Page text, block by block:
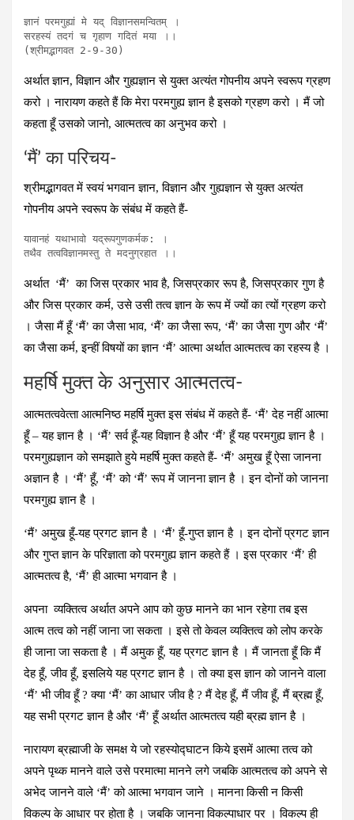
ज्ञानं परमगुह्यां मे यद् विज्ञानसमन्वितम् ।
सरहस्‍यं तदगं च गृहाण गदितं मया ।।
(श्रीमद्भागवत 2-9-30)
अर्थात ज्ञान, विज्ञान और गुह्यज्ञान से युक्‍त अत्‍यंत गोपनीय अपने स्‍वरूप ग्रहण
करो । नारायण कहते हैं कि मेरा परमगुह्य ज्ञान है इसको ग्रहण करो । मैं जो
कहता हूँ उसको जानो, आत्‍मतत्‍व का अनुभव करो ।
‘मैं’ का परिचय-
श्रीमद्भागवत में स्‍वयं भगवान ज्ञान, विज्ञान और गुह्यज्ञान से युक्‍त अत्‍यंत
गोपनीय अपने स्‍वरूप के संबंध में कहते हैं-
यावानहं यथाभावो यद्रूपगुणकर्मक: ।
तथैव तत्‍वविज्ञानमस्‍तु ते मदनुग्रहात ।।
अर्थात ‘मैं’ का जिस प्रकार भाव है, जिसप्रकार रूप है, जिसप्रकार गुण है
और जिस प्रकार कर्म, उसे उसी तत्‍व ज्ञान के रूप में ज्‍यों का त्‍यों ग्रहण करो
। जैसा मैं हूँ ‘मैं’ का जैसा भाव, ‘मैं’ का जैसा रूप, ‘मैं’ का जैसा गुण और ‘मैं’
का जैसा कर्म, इन्‍हीं विषयों का ज्ञान ‘मैं’ आत्‍मा अर्थात आत्‍मतत्‍व का रहस्‍य है ।
महर्षि मुक्‍त के अनुसार आत्‍मतत्‍व-
आत्‍मतत्‍ववेत्‍ता आत्‍मनिष्‍ठ महर्षि मुक्‍त इस संबंध में कहते हैं- ‘मैं’ देह नहीं आत्‍मा
हूँ – यह ज्ञान है । ‘मैं’ सर्व हूँ-यह विज्ञान है और ‘मैं’ हूँ यह परमगुह्य ज्ञान है ।
परमगुह्यज्ञान को समझाते हुये महर्षि मुक्‍त कहते हैं- ‘मैं’ अमुख हूँ ऐसा जानना
अज्ञान है । ‘मैं’ हूँ, ‘मैं’ को ‘मैं’ रूप में जानना ज्ञान है । इन दोनों को जानना
परमगुह्य ज्ञान है ।
‘मैं’ अमुख हूँ-यह प्रगट ज्ञान है । ‘मैं’ हूँ-गुप्‍त ज्ञान है । इन दोनों प्रगट ज्ञान
और गुप्‍त ज्ञान के परिज्ञाता को परमगुह्य ज्ञान कहते हैं । इस प्रकार ‘मैं’ ही
आत्‍मतत्‍व है, ‘मैं’ ही आत्‍मा भगवान है ।
अपना व्‍यक्तित्‍व अर्थात अपने आप को कुछ मानने का भान रहेगा तब इस
आत्‍म तत्‍व को नहीं जाना जा सकता । इसे तो केवल व्‍यक्तित्‍व को लोप करके
ही जाना जा सकता है । मैं अमुक हूँ, यह प्रगट ज्ञान है । मैं जानता हूँ कि मैं
देह हूँ, जीव हूँ, इसलिये यह प्रगट ज्ञान है । तो क्‍या इस ज्ञान को जानने वाला
‘मैं’ भी जीव हूँ ? क्‍या ‘मैं’ का आधार जीव है ? मैं देह हूँ, मैं जीव हूँ, मैं ब्रह्म हूँ,
यह सभी प्रगट ज्ञान है और ‘मैं’ हूँ अर्थात आत्‍मतत्‍व यही ब्रह्म ज्ञान है ।
नारायण ब्रह्माजी के समक्ष ये जो रहस्‍योद्घाटन किये इसमें आत्‍मा तत्‍व को
अपने पृथ्‍क मानने वाले उसे परमात्‍मा मानने लगे जबकि आत्‍मतत्‍व को अपने से
अभेद जानने वाले ‘मैं’ को आत्‍मा भगवान जाने । मानना किसी न किसी
विकल्‍प के आधार पर होता है । जबकि जानना विकल्‍पाधार पर । विकल्‍प ही